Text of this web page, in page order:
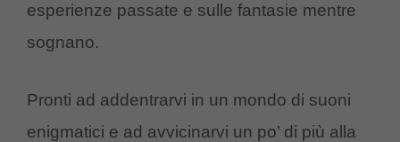
esperienze passate e sulle fantasie mentre
sognano.
Pronti ad addentrarvi in un mondo di suoni
enigmatici e ad avvicinarvi un po’ di più alla